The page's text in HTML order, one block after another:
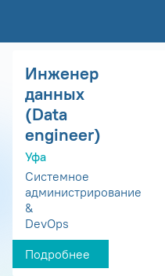
Инженер
данных
(Data
engineer)
Уфа
Системное
администрирование
&
DevOps
Подробнее